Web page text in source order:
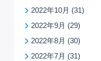
2022年10月 (31)
2022年9月 (29)
2022年8月 (30)
2022年7月 (31)